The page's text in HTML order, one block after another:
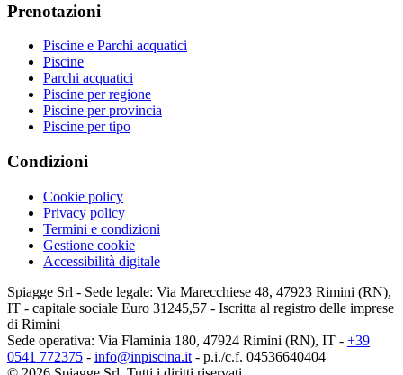
Prenotazioni
Piscine e Parchi acquatici
Piscine
Parchi acquatici
Piscine per regione
Piscine per provincia
Piscine per tipo
Condizioni
Cookie policy
Privacy policy
Termini e condizioni
Gestione cookie
Accessibilità digitale
Spiagge Srl - Sede legale: Via Marecchiese 48, 47923 Rimini (RN),
IT - capitale sociale Euro 31245,57 - Iscritta al registro delle imprese
di Rimini
Sede operativa: Via Flaminia 180, 47924 Rimini (RN), IT - +39
0541 772375 - info@inpiscina.it - p.i./c.f. 04536640404